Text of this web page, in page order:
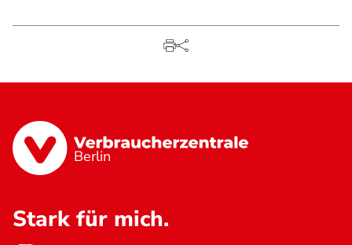
Berlin
Stark für mich.